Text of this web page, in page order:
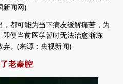
新闻网)
都可能为当下病友缓解痛苦，为
便当前医学暂时无法治愈渐冻
。(来源：央视新闻)
老秦腔